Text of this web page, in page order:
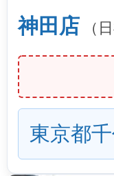
神田店 （
東京都